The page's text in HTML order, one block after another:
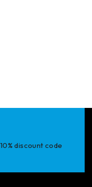
discount code